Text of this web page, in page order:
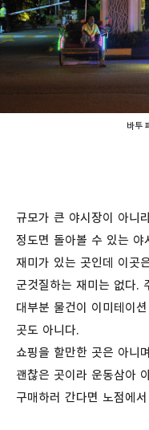
바투
규모가 큰 야시장이 아니
정도면 돌아볼 수 있는 야
재미가 있는 곳인데 이곳
군것질하는 재미는 없다.
대부분 물건이 이미테이
곳도 아니다.
쇼핑을 할만한 곳은 아니
괜찮은 곳이라 운동삼아
구매하러 간다면 노점에